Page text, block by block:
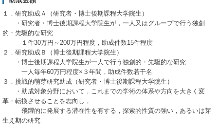
１．研究助成Ａ（研究者・博士後期課程大学院生）
・研究者・博士後期課程大学院生が，一人又はグループで行う独創
的・先駆的な研究
１件30万円～200万円程度，助成件数15件程度
２．研究助成Ｂ（博士後期課程大学院生）
・博士後期課程大学院生が一人で行う独創的・先駆的な研究
一人毎年60万円程度×３年間，助成件数若干名
３．挑戦的萌芽研究助成（研究者・博士後期課程大学院生）
・助成対象分野において，これまでの学術の体系や方向を大きく変
革・転換させることを志向し，
飛躍的に発展する潜在性を有する，探索的性質の強い，あるいは芽
生え期の研究